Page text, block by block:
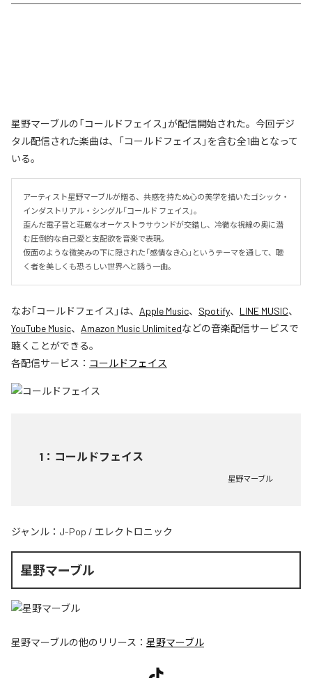
星野マーブルの「コールドフェイス」が配信開始された。今回デジ
タル配信された楽曲は、「コールドフェイス」を含む全1曲となって
いる。
アーティスト星野マーブルが贈る、共感を持たぬ心の美学を描いたゴシック・
インダストリアル・シングル「コールド フェイス」。
歪んだ電子音と荘厳なオーケストラサウンドが交錯し、冷徹な視線の奥に潜
む圧倒的な自己愛と支配欲を音楽で表現。
仮面のような微笑みの下に隠された「感情なき心」というテーマを通して、聴
く者を美しくも恐ろしい世界へと誘う一曲。
なお「コールドフェイス 」は、 Apple Music、 Spotify、 LINE MUSIC、
YouTube Music、 Amazon Music Unlimitedなどの音楽配信サービスで
聴くことができる。
各配信サービス： コールドフェイス
1 ： コールドフェイス
星野マーブル
ジャンル： J-Pop / エレクトロニック
星野マーブル
星野マーブルの他のリリース： 星野マーブル